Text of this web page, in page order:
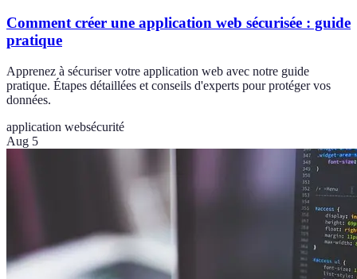
Comment créer une application web sécurisée : guide
pratique
Apprenez à sécuriser votre application web avec notre guide
pratique. Étapes détaillées et conseils d'experts pour protéger vos
données.
application websécurité
Aug 5